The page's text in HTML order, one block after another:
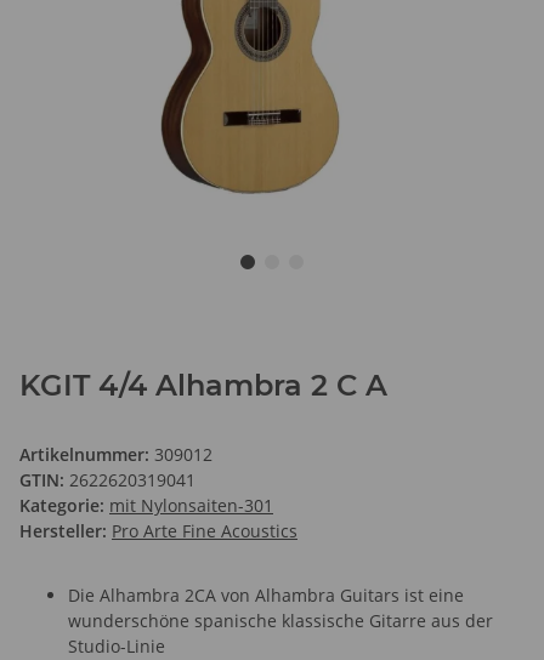
KGIT 4/4 Alhambra 2 C A
Artikelnummer: 309012
GTIN: 2622620319041
Kategorie: mit Nylonsaiten-301
Hersteller: Pro Arte Fine Acoustics
Die Alhambra 2CA von Alhambra Guitars ist eine
wunderschöne spanische klassische Gitarre aus der
Studio-Linie